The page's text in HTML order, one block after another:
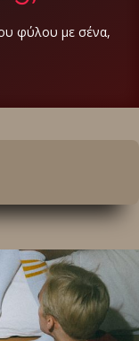
φύλου με σένα,